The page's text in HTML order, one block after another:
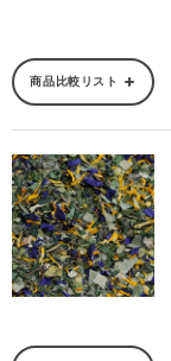
商品比較リスト